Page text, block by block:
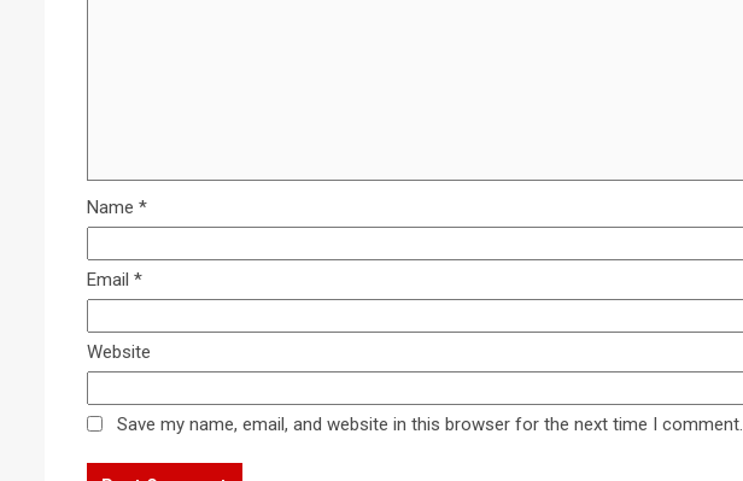
Name *
Email *
Website
Save my name, email, and website in this browser for the next time I comment.